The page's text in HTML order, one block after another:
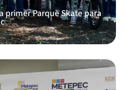
primer Parque Skate para